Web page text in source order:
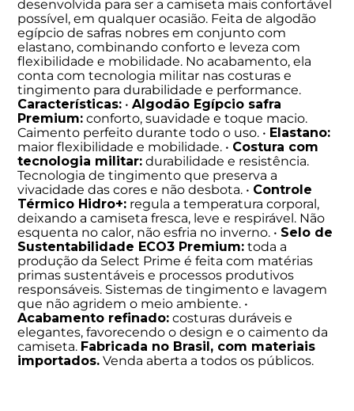
desenvolvida para ser a camiseta mais confortável
possível, em qualquer ocasião. Feita de algodão
egípcio de safras nobres em conjunto com
elastano, combinando conforto e leveza com
flexibilidade e mobilidade. No acabamento, ela
conta com tecnologia militar nas costuras e
tingimento para durabilidade e performance.
Características: •Algodão Egípcio safra
Premium: conforto, suavidade e toque macio.
Caimento perfeito durante todo o uso. • Elastano:
maior flexibilidade e mobilidade. • Costura com
tecnologia militar: durabilidade e resistência.
Tecnologia de tingimento que preserva a
vivacidade das cores e não desbota. • Controle
Térmico Hidro+: regula a temperatura corporal,
deixando a camiseta fresca, leve e respirável. Não
esquenta no calor, não esfria no inverno. • Selo de
Sustentabilidade ECO3 Premium: toda a
produção da Select Prime é feita com matérias
primas sustentáveis e processos produtivos
responsáveis. Sistemas de tingimento e lavagem
que não agridem o meio ambiente. •
Acabamento refinado: costuras duráveis e
elegantes, favorecendo o design e o caimento da
camiseta. Fabricada no Brasil, com materiais
importados. Venda aberta a todos os públicos.